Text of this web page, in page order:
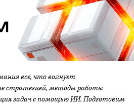
всё, что волнует
стратегией, методы работы
задач с помощью ИИ. Подготовим